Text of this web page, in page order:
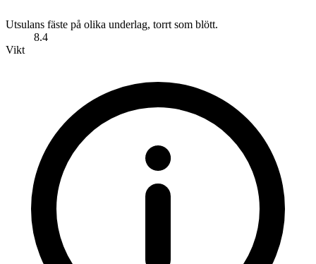
Utsulans fäste på olika underlag, torrt som blött.
8.4
Vikt